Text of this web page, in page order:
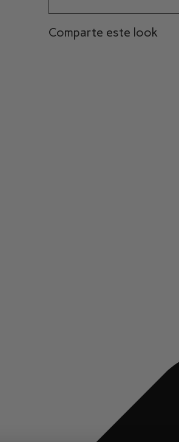
Comparte este look